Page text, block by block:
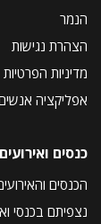
הנמר
הצהרת נגישות
מדיניות הפרטיות
אפליקציה
כנסים ואירועים
הכנסים
נצפיתם בכנסי